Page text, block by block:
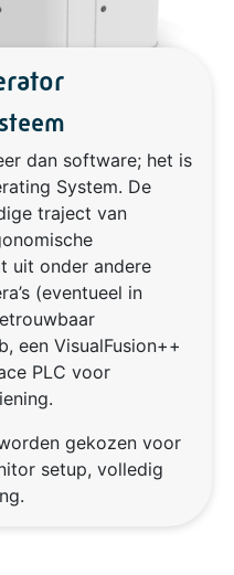
dan software; het is
System. De
traject van
uit onder andere
(eventueel in
een VisualFusion++
PLC voor
gekozen voor
setup, volledig